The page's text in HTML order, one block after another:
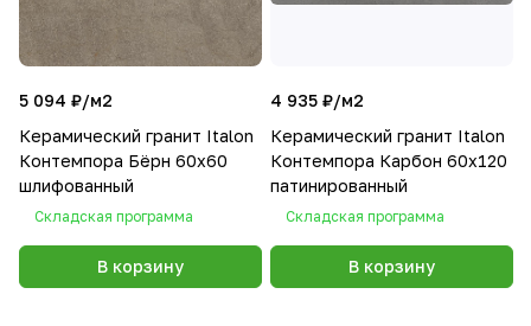
5 094 ₽/м2
Керамический гранит Italon
Контемпора Бёрн 60х60
шлифованный
Складская программа
В корзину
4 935 ₽/м2
Керамический гранит Italon
Контемпора Карбон 60х120
патинированный
Складская программа
В корзину